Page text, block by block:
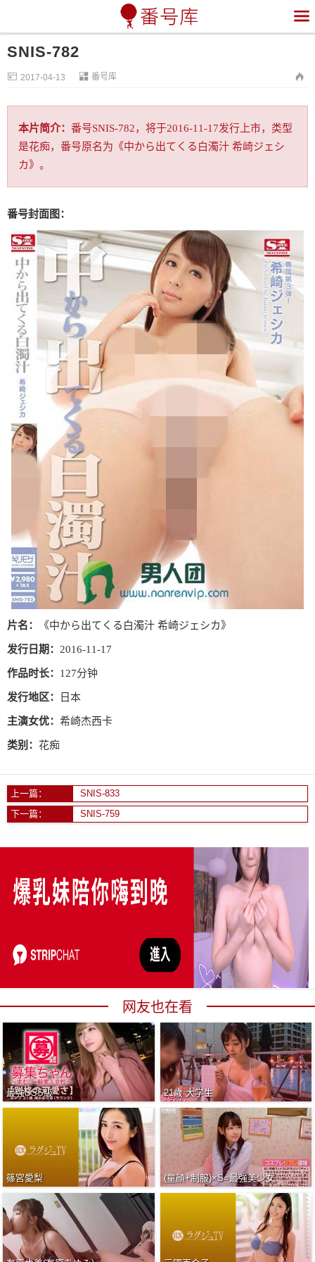

SNIS-782
 2017-04-13  番号库 
本片简介： 番号SNIS-782，将于2016-11-17发行上市，类型
是花痴，番号原名为《中から出てくる白濁汁 希崎ジェシ
カ》。
番号封面图：
片名： 《中から出てくる白濁汁 希崎ジェシカ》
发行日期： 2016-11-17
作品时长： 127分钟
发行地区： 日本
主演女优： 希崎杰西卡
类别： 花痴
上一篇：
SNIS-833
下一篇：
SNIS-759
网友也在看
最強SSS級 21歳 大学生
篠宮愛梨 (童顔+制服)×S=最強美少女